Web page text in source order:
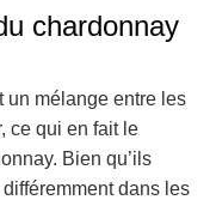
chardonnay
un mélange entre les
ce qui en fait le
Bien qu’ils
dans les